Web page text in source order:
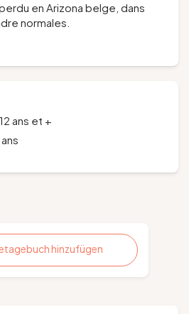
en Arizona belge, dans
normales.
ans et +
hinzufügen